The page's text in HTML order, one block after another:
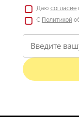
Даю согласие
С Политикой